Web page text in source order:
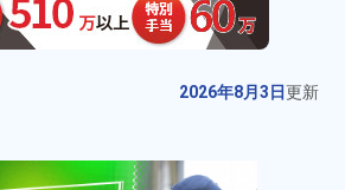
2026年8月3日更新